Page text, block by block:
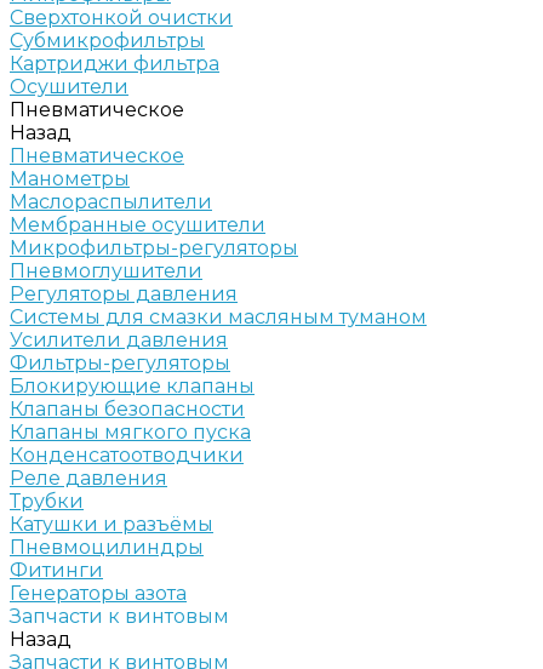
Сверхтонкой очистки
Субмикрофильтры
Картриджи фильтра
Осушители
Пневматическое
Назад
Пневматическое
Манометры
Маслораспылители
Мембранные осушители
Микрофильтры-регуляторы
Пневмоглушители
Регуляторы давления
Системы для смазки масляным туманом
Усилители давления
Фильтры-регуляторы
Блокирующие клапаны
Клапаны безопасности
Клапаны мягкого пуска
Конденсатоотводчики
Реле давления
Трубки
Катушки и разъёмы
Пневмоцилиндры
Фитинги
Генераторы азота
Запчасти к винтовым
Назад
Запчасти к винтовым